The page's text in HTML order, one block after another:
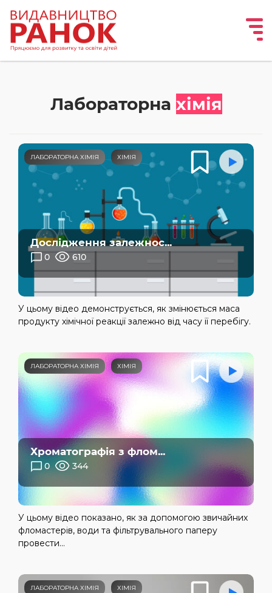
Лабораторна хімія
ЛАБОРАТОРНА ХІМІЯ ХІМІЯ
Дослідження залежнос...
0 610
У цьому відео демонструється, як змінюється маса
продукту хімічної реакції залежно від часу її перебігу.
ЛАБОРАТОРНА ХІМІЯ ХІМІЯ
Хроматографія з флом...
0 344
У цьому відео показано, як за допомогою звичайних
фломастерів, води та фільтрувального паперу
провести...
ЛАБОРАТОРНА ХІМІЯ ХІМІЯ